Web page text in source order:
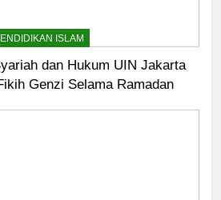
ISLAM
dan Hukum UIN Jakarta
Genzi Selama Ramadan
Ngopi Bareng; Romantisme
Abadi